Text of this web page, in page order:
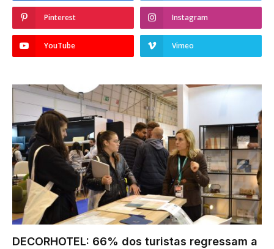
Pinterest Instagram
YouTube Vimeo
DECORHOTEL: 66% dos turistas regressam a